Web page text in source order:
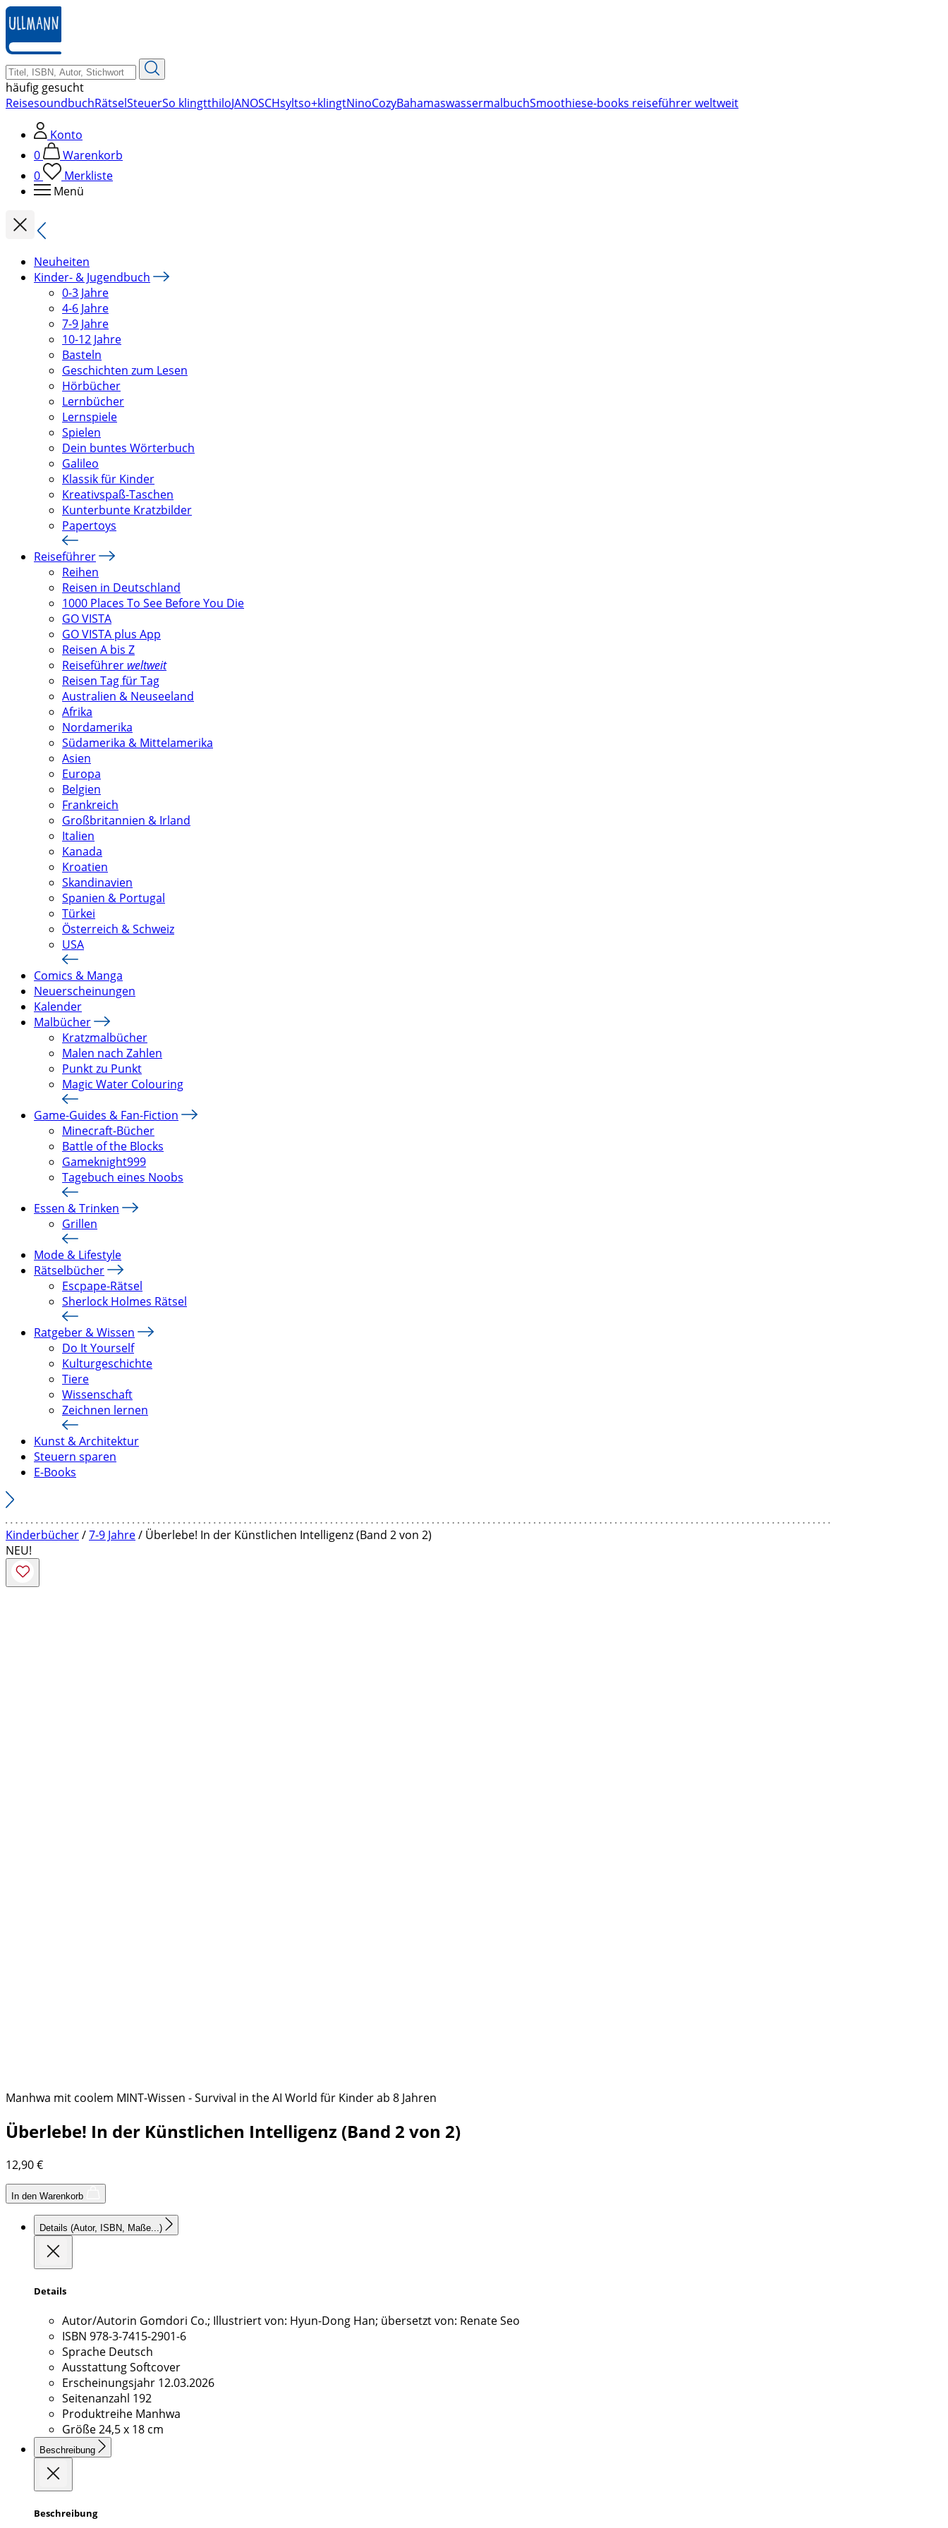
zum
Hauptinhalt
springen
häufig gesucht
ReisesoundbuchRätselSteuerSo klingtthiloJANOSCHsyltso+klingtNinoCozyBahamaswassermalbuchSmoothiese-books reiseführer weltweit
Konto
0
Warenkorb
0
Merkliste
Menü
Neuheiten
Kinder- & Jugendbuch
0-3 Jahre
4-6 Jahre
7-9 Jahre
10-12 Jahre
Basteln
Geschichten zum Lesen
Hörbücher
Lernbücher
Lernspiele
Spielen
Dein buntes Wörterbuch
Galileo
Klassik für Kinder
Kreativspaß-Taschen
Kunterbunte Kratzbilder
Papertoys
Reiseführer
Reihen
Reisen in Deutschland
1000 Places To See Before You Die
GO VISTA
GO VISTA plus App
Reisen A bis Z
Reiseführer weltweit
Reisen Tag für Tag
Australien & Neuseeland
Afrika
Nordamerika
Südamerika & Mittelamerika
Asien
Europa
Belgien
Frankreich
Großbritannien & Irland
Italien
Kanada
Kroatien
Skandinavien
Spanien & Portugal
Türkei
Österreich & Schweiz
USA
Comics & Manga
Neuerscheinungen
Kalender
Malbücher
Kratzmalbücher
Malen nach Zahlen
Punkt zu Punkt
Magic Water Colouring
Game-Guides & Fan-Fiction
Minecraft-Bücher
Battle of the Blocks
Gameknight999
Tagebuch eines Noobs
Essen & Trinken
Grillen
Mode & Lifestyle
Rätselbücher
Escpape-Rätsel
Sherlock Holmes Rätsel
Ratgeber & Wissen
Do It Yourself
Kulturgeschichte
Tiere
Wissenschaft
Zeichnen lernen
Kunst & Architektur
Steuern sparen
E-Books
Kinderbücher/7-9 Jahre/ Überlebe! In der Künstlichen Intelligenz (Band 2 von 2)
NEU!
Manhwa mit coolem MINT-Wissen - Survival in the AI World für Kinder ab 8 Jahren
Überlebe! In der Künstlichen Intelligenz (Band 2 von 2)
12,90€
In den Warenkorb
Details (Autor, ISBN, Maße...)
Details
Autor/Autorin Gomdori Co.; Illustriert von: Hyun-Dong Han; übersetzt von: Renate Seo
ISBN 978-3-7415-2901-6
Sprache Deutsch
AusstattungSoftcover
Erscheinungsjahr 12.03.2026
Seitenanzahl 192
Produktreihe Manhwa
Größe24,5 x 18 cm
Beschreibung
Beschreibung